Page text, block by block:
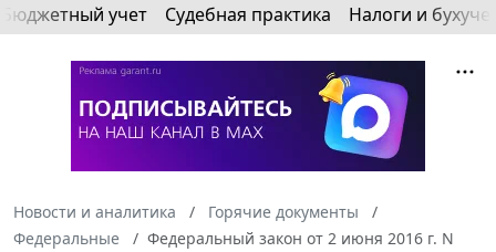
Бюджетный учет Судебная практика Налоги и
Новости и аналитика
Горячие документы
Федеральные
Федеральный закон от 2 июня 2016 г. N